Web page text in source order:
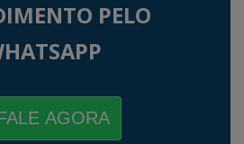
PELO
AGORA